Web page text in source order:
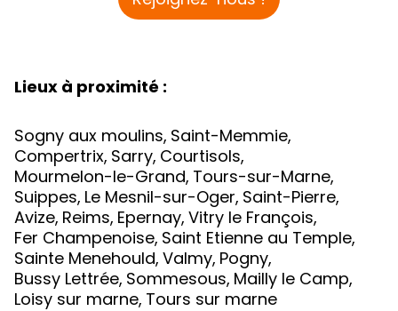
Lieux à proximité :
Sogny aux moulins, Saint-Memmie,
Compertrix, Sarry, Courtisols,
Mourmelon-le-Grand, Tours-sur-Marne,
Suippes, Le Mesnil-sur-Oger, Saint-Pierre,
Avize, Reims, Epernay, Vitry le François,
Fer Champenoise, Saint Etienne au Temple,
Sainte Menehould, Valmy, Pogny,
Bussy Lettrée, Sommesous, Mailly le Camp,
Loisy sur marne, Tours sur marne